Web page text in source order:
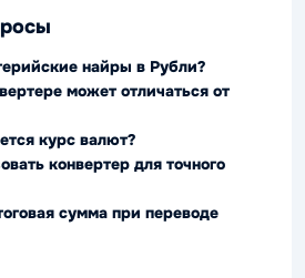
найры в Рубли?
может отличаться от
курс валют?
конвертер для точного
сумма при переводе